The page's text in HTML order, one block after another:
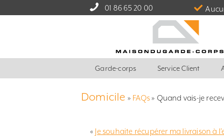
01 86 65 20 00
Garde-corps Service Client
Domicile » FAQs» Quand vais-je
« Je souhaite récupérer ma livraison à